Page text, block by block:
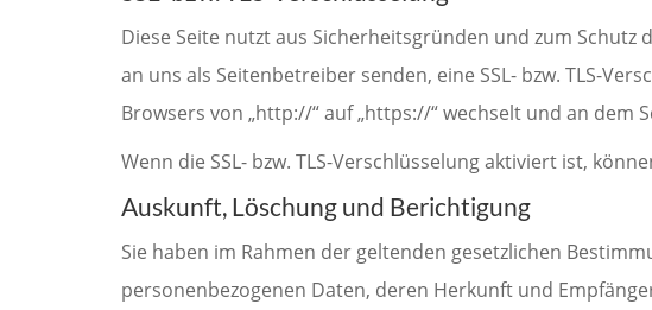
Diese Seite nutzt aus Sicherheitsgründen und zum
an uns als Seitenbetreiber senden, eine SSL- bzw. TLS-
Browsers von „http://“ auf „https://“ wechselt und an dem
Wenn die SSL- bzw. TLS-Verschlüsselung aktiviert ist,
Auskunft, Löschung und Berichtigung
Sie haben im Rahmen der geltenden gesetzlichen
personenbezogenen Daten, deren Herkunft und